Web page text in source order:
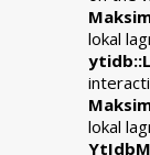
lokal
lokal